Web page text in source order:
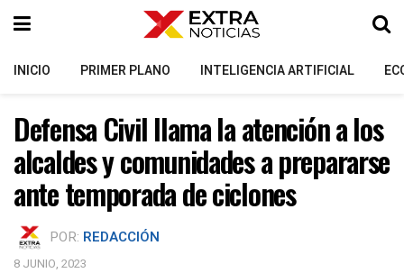
INICIO PRIMER PLANO INTELIGENCIA ARTIFICIAL
Defensa Civil llama la atención a los
alcaldes y comunidades a prepararse
ante temporada de ciclones
POR: REDACCIÓN
8 JUNIO, 2023